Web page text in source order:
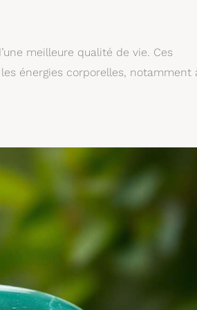
meilleure qualité de vie. Ces
énergies corporelles, notamment